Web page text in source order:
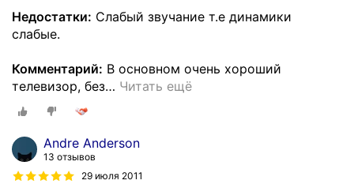
Недостатки: Слабый звучание т.е динамики
слабые.
Комментарий: В основном очень хороший
телевизор, без… Читать ещё
Andre Anderson
13 отзывов
29 июля 2011